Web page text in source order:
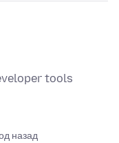
tools
назад